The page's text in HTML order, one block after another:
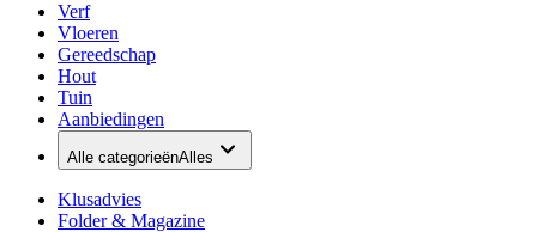
Verf
Vloeren
Gereedschap
Hout
Tuin
Aanbiedingen
Alle categorieënAlles
Klusadvies
Folder & Magazine